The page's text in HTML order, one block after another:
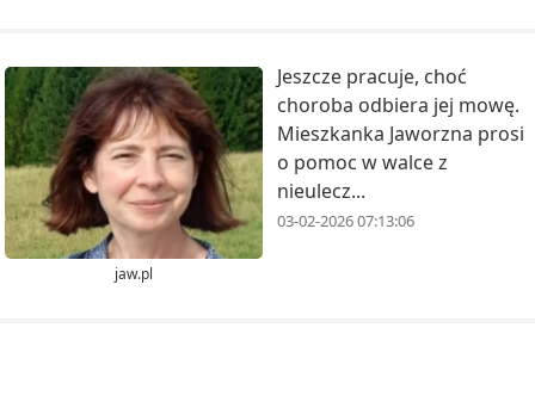
jaw.pl
Jeszcze pracuje, choć
choroba odbiera jej mowę.
Mieszkanka Jaworzna prosi
o pomoc w walce z
nieulecz...
03-02-2026 07:13:06